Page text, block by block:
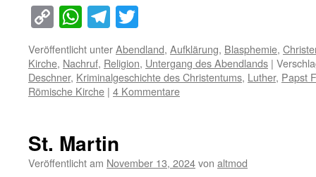
Copy
Link
WhatsApp
Telegram
Veröffentlicht unterAbendland, Aufklärung, Blasphemie,
Kirche, Nachruf, Religion, Untergang des Abendlands |
Deschner, Kriminalgeschichte des Christentums, Luther, Papst
Römische Kirche | 4 Kommentare
St. Martin
Veröffentlicht am November 13, 2024von altmod